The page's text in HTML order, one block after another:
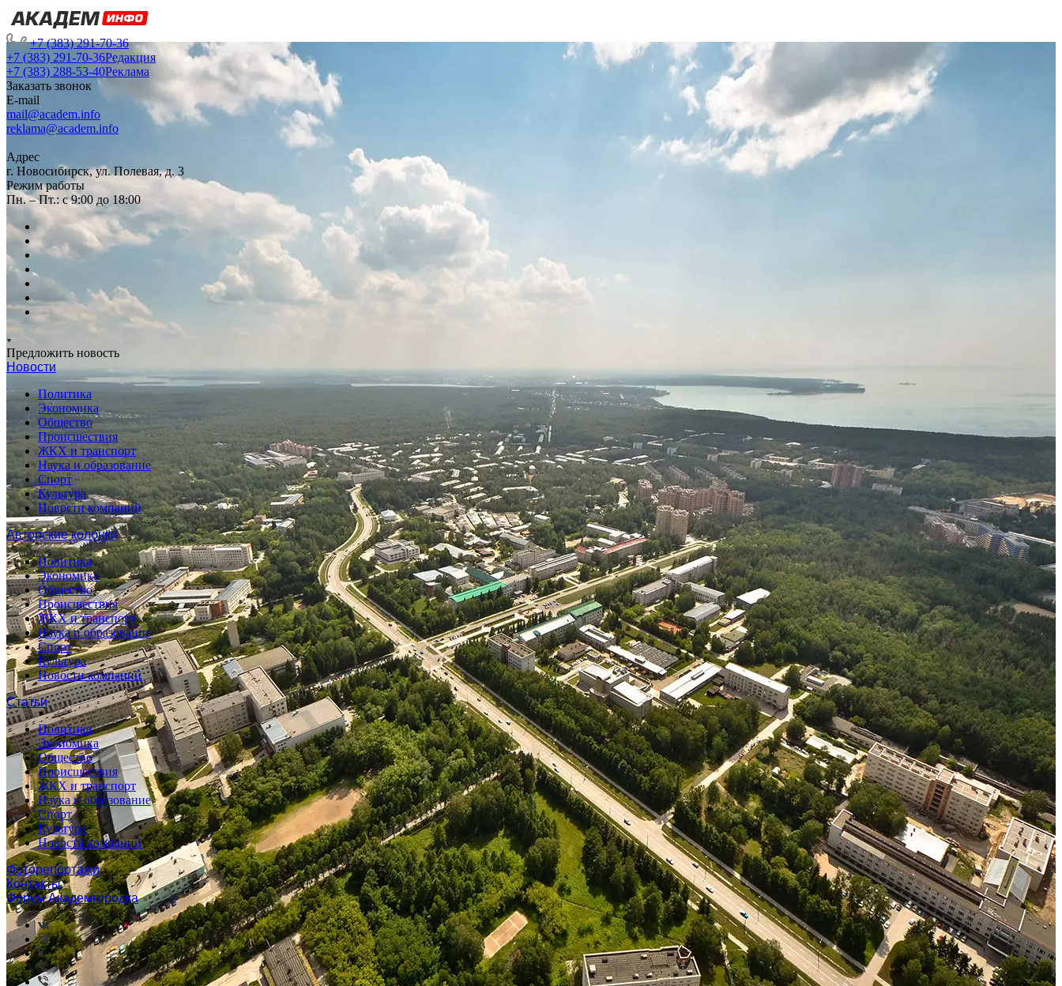
+7 (383) 291-70-36
+7 (383) 291-70-36Редакция
+7 (383) 288-53-40Реклама
Заказать звонок
E-mail
mail@academ.info
reklama@academ.info
Адрес
г. Новосибирск, ул. Полевая, д. 3
Режим работы
Пн. – Пт.: с 9:00 до 18:00
Предложить новость
Новости
Политика
Экономика
Общество
Происшествия
ЖКХ и транспорт
Наука и образование
Спорт
Культура
Новости компаний
Авторские колонки
Политика
Экономика
Общество
Происшествия
ЖКХ и транспорт
Наука и образование
Спорт
Культура
Новости компаний
Статьи
Политика
Экономика
Общество
Происшествия
ЖКХ и транспорт
Наука и образование
Спорт
Культура
Новости компаний
Фоторепортажи
Контакты
Форум Академгородка